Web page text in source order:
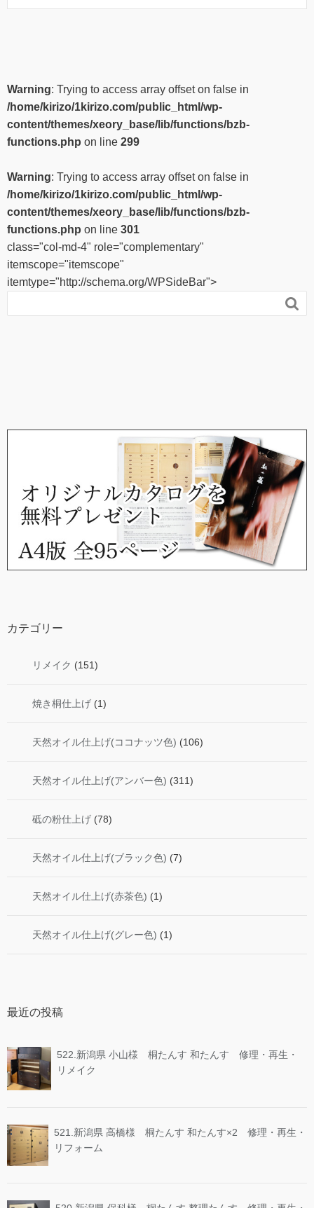
Warning: Trying to access array offset on false in
/home/kirizo/1kirizo.com/public_html/wp-
content/themes/xeory_base/lib/functions/bzb-
functions.php on line 299
Warning: Trying to access array offset on false in
/home/kirizo/1kirizo.com/public_html/wp-
content/themes/xeory_base/lib/functions/bzb-
functions.php on line 301
class="col-md-4" role="complementary"
itemscope="itemscope"
itemtype="http://schema.org/WPSideBar">

カテゴリー
リメイク (151)
焼き桐仕上げ (1)
天然オイル仕上げ(ココナッツ色) (106)
天然オイル仕上げ(アンバー色) (311)
砥の粉仕上げ (78)
天然オイル仕上げ(ブラック色) (7)
天然オイル仕上げ(赤茶色) (1)
天然オイル仕上げ(グレー色) (1)
最近の投稿
522.新潟県 小山様 桐たんす 和たんす 修理・再生・
リメイク
521.新潟県 高橋様 桐たんす 和たんす×2 修理・再生・
リフォーム